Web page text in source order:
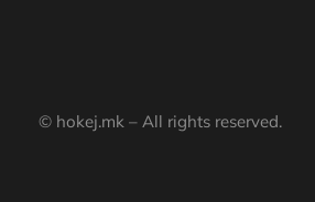
© hokej.mk – All rights reserved.